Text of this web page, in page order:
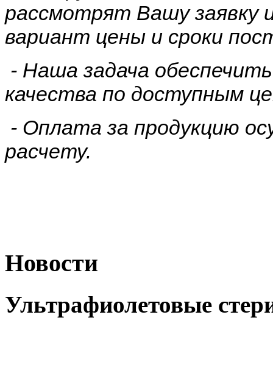
рассмотрят Вашу заявку
вариант цены и сроки
- Наша задача
качества по доступным
- Оплата за продукцию
расчету.
Новости
Ультрафиолетовые